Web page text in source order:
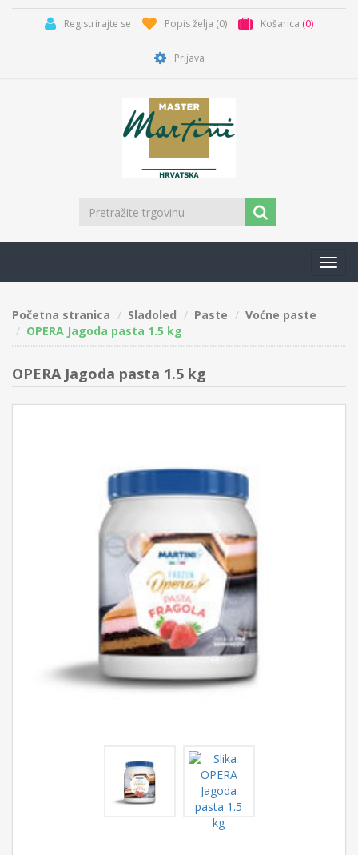
Registrirajte se Popis želja (0) Košarica (0)
Prijava
Početna stranica Sladoled Paste
Voćne paste
OPERA Jagoda pasta 1.5 kg
OPERA Jagoda pasta 1.5 kg